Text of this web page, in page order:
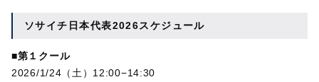
ソサイチ日本代表2026スケジュール
■第１クール
2026/1/24（土）12:00−14:30